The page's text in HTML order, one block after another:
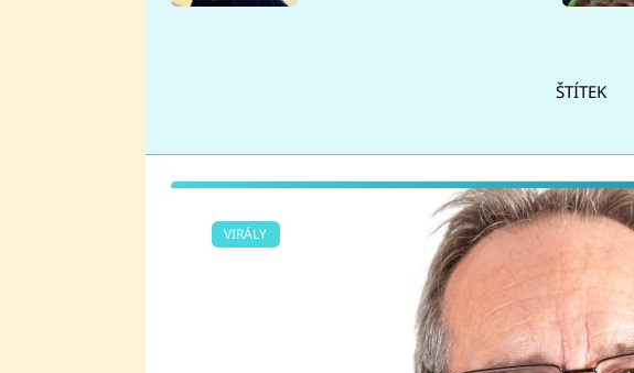
ŠTÍTEK
VIRÁLY